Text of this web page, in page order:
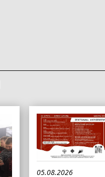
05.08.2026